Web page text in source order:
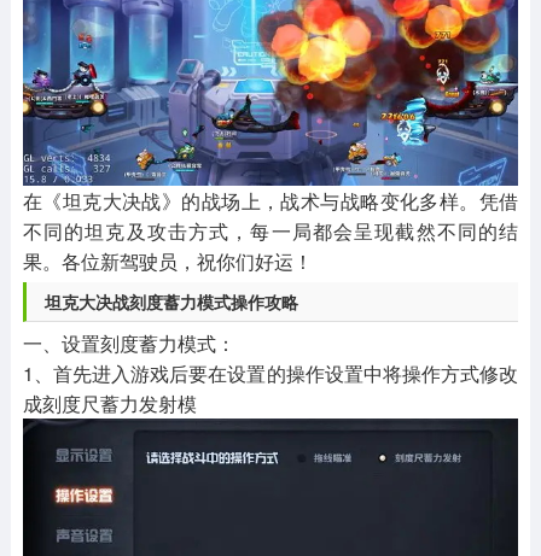
在《坦克大决战》的战场上，战术与战略变化多样。凭借
不同的坦克及攻击方式，每一局都会呈现截然不同的结
果。各位新驾驶员，祝你们好运！
坦克大决战刻度蓄力模式操作攻略
一、设置刻度蓄力模式：
1、首先进入游戏后要在设置的操作设置中将操作方式修改
成刻度尺蓄力发射模